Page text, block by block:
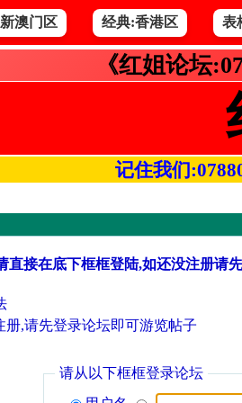
澳门区 经典:香港区 表
《红姐论坛
记住我们
直接在底下框框登陆,如还没注册请
册,请先登录论坛即可游览帖子
请从以下框框登录论坛